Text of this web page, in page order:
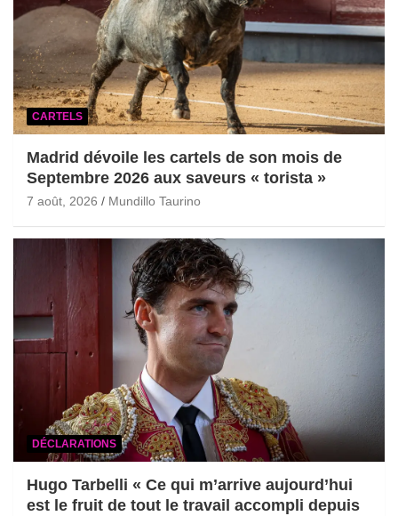
CARTELS
Madrid dévoile les cartels de son mois de
Septembre 2026 aux saveurs « torista »
7 août, 2026 Mundillo Taurino
DÉCLARATIONS
Hugo Tarbelli « Ce qui m’arrive aujourd’hui
est le fruit de tout le travail accompli depuis